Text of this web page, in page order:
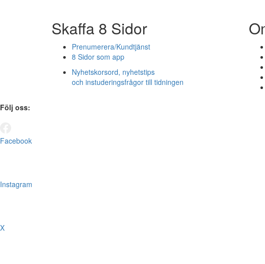
Skaffa 8 Sidor
Prenumerera/Kundtjänst
8 Sidor som app
Nyhetskorsord, nyhetstips
och instuderingsfrågor till tidningen
Följ oss:
Facebook
Instagram
X